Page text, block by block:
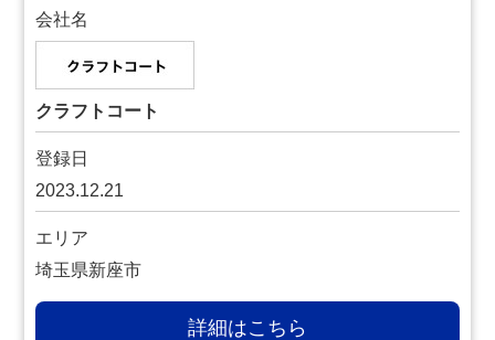
会社名
クラフトコート
登録日
2023.12.21
エリア
埼玉県新座市
詳細はこちら